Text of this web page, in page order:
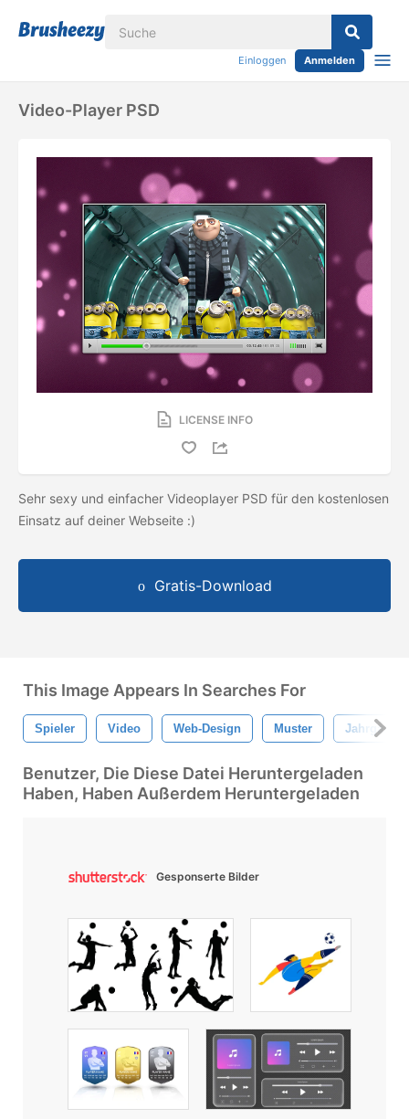
Einloggen Anmelden
Video-Player PSD
LICENSE INFO
Sehr sexy und einfacher Videoplayer PSD für den kostenlosen
Einsatz auf deiner Webseite :)
Gratis-Download
This Image Appears In Searches For
Spieler Video Web-Design Muster Jahrgang
Benutzer, Die Diese Datei Heruntergeladen
Haben, Haben Außerdem Heruntergeladen
Gesponserte Bilder